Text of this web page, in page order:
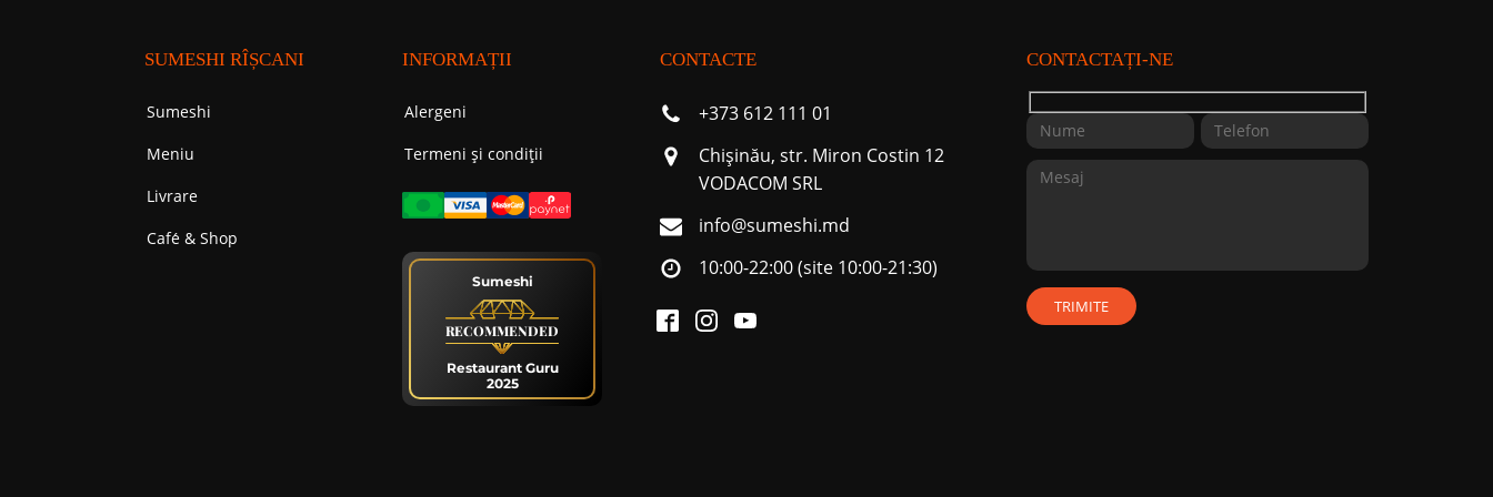
SUMESHI RÎȘCANI
Sumeshi
Meniu
Livrare
Cafе́ & Shop
INFORMAȚII
Alergeni
Termeni și condiții
Sumeshi
RECOMMENDED
Restaurant Guru
2025
CONTACTE
+373 612 111 01
Chişinău, str. Miron Costin 12
VODACOM SRL
info@sumeshi.md
10:00-22:00 (site 10:00-21:30)
CONTACTAȚI-NE